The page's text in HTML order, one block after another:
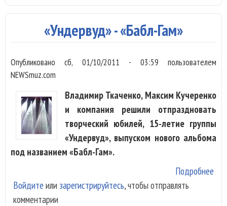
«Ундервуд» - «Бабл-Гам»
Опубликованосб, 01/10/2011 - 03:59 пользователем
NEWSmuz.com
Владимир Ткаченко, Максим Кучеренко
и компания решили отпраздновать
творческий юбилей, 15-летие группы
«Ундервуд», выпуском нового альбома
под названием «Бабл-Гам».
Подробнее
Войдите или зарегистрируйтесь, чтобы отправлять
комментарии